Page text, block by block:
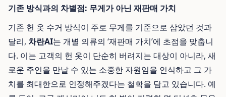
기존 방식과의 차별점: 무게가 아닌 재판매 가치
기존 헌 옷 수거 방식이 주로 무게를 기준으로 삼았던 것과
달리, 차란AI는 개별 의류의 ‘재판매 가치’에 초점을 맞춥니
다. 이는 고객의 헌 옷이 단순히 버려지는 대상이 아니라, 새
로운 주인을 만날 수 있는 소중한 자원임을 인식하고 그 가
치를 최대한으로 인정해주겠다는 철학을 담고 있습니다. 예